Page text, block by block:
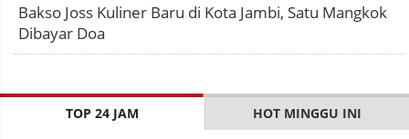
Bakso Joss Kuliner Baru di Kota Jambi, Satu Mangkok
Dibayar Doa
TOP 24 JAM HOT MINGGU INI